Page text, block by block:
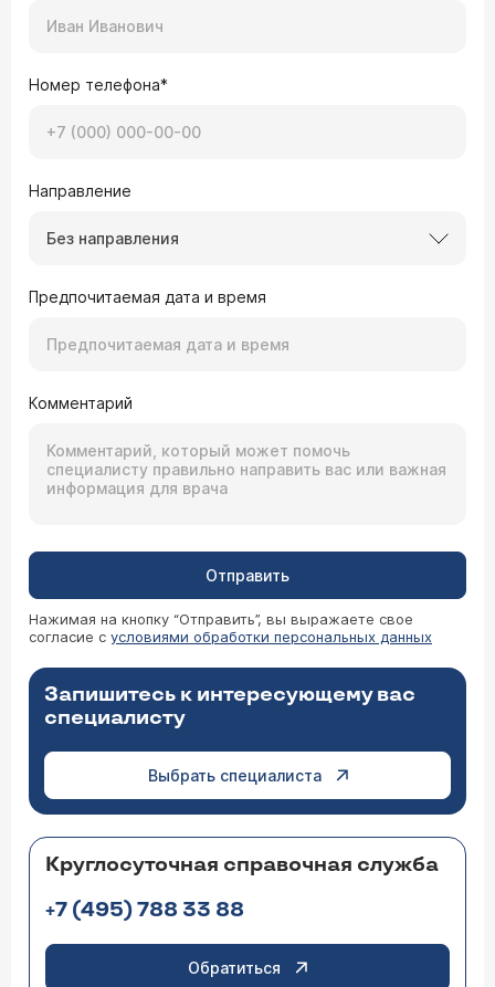
Номер телефона*
Направление
Без направления
Предпочитаемая дата и время
Комментарий
Отправить
Нажимая на кнопку “Отправить”, вы выражаете свое
согласие с условиями обработки персональных данных
Запишитесь к интересующему вас
специалисту
Выбрать специалиста
Круглосуточная справочная служба
+7 (495) 788 33 88
Обратиться